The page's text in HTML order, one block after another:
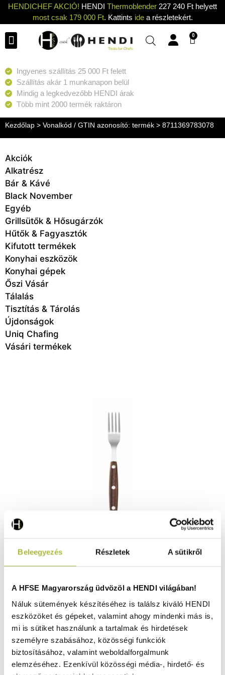
Beleegyezés Részletek A sütikről
A HFSE Magyarország üdvözöl a HENDI világában!
Náluk sütemények készítéséhez is találsz kiváló HENDI
eszközöket és gépeket, valamint ahogy mindenki más is,
mi is sütiket használunk a tartalmak és hirdetések
személyre szabásához, közösségi funkciók
biztosításához, valamint weboldalforgalmunk
elemzéséhez. Ezenkívül közösségi média-, hirdető- és
HENDICHEF AKCIÓ! HENDI Thermoblender 227 240 Ft helyett
most csak 179 000 Ft. Kattints idea részletekért.
0
Ingyenes szállítás 25 000 Ft felett
Szállítás akár 1 munkanapon belül
Mindig a legkedvezőbb HENDI árak
Több mint 2000 termék raktáron
Kezdőlap > Vonalkód / GTIN azonosító: termék > 8711369783078
Akciók
Alkatrész
Bár & Kávé
Black November
Egyéb
Grillsütők & Hősugárzók
Hűtők & Fagyasztók
Kifutott termékek
Konyhai eszközök
Konyhai gépek
Őszi Vásár
Tálalás
Tisztítás & Tárolás
Újdonságok
Uniq Chafing
Vásári termékek
HENDI 783078
3.170Ft
(2.496Ft+ ÁFA)
KOSÁRBA